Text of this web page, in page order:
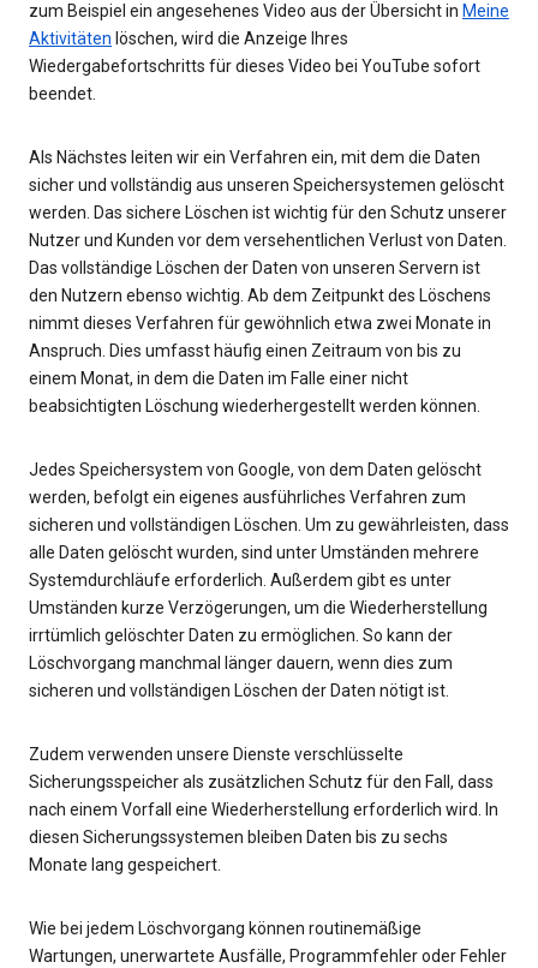
zum Beispiel ein angesehenes Video aus der Übersicht in Meine
Aktivitäten löschen, wird die Anzeige Ihres
Wiedergabefortschritts für dieses Video bei YouTube sofort
beendet.
Als Nächstes leiten wir ein Verfahren ein, mit dem die Daten
sicher und vollständig aus unseren Speichersystemen gelöscht
werden. Das sichere Löschen ist wichtig für den Schutz unserer
Nutzer und Kunden vor dem versehentlichen Verlust von Daten.
Das vollständige Löschen der Daten von unseren Servern ist
den Nutzern ebenso wichtig. Ab dem Zeitpunkt des Löschens
nimmt dieses Verfahren für gewöhnlich etwa zwei Monate in
Anspruch. Dies umfasst häufig einen Zeitraum von bis zu
einem Monat, in dem die Daten im Falle einer nicht
beabsichtigten Löschung wiederhergestellt werden können.
Jedes Speichersystem von Google, von dem Daten gelöscht
werden, befolgt ein eigenes ausführliches Verfahren zum
sicheren und vollständigen Löschen. Um zu gewährleisten, dass
alle Daten gelöscht wurden, sind unter Umständen mehrere
Systemdurchläufe erforderlich. Außerdem gibt es unter
Umständen kurze Verzögerungen, um die Wiederherstellung
irrtümlich gelöschter Daten zu ermöglichen. So kann der
Löschvorgang manchmal länger dauern, wenn dies zum
sicheren und vollständigen Löschen der Daten nötigt ist.
Zudem verwenden unsere Dienste verschlüsselte
Sicherungsspeicher als zusätzlichen Schutz für den Fall, dass
nach einem Vorfall eine Wiederherstellung erforderlich wird. In
diesen Sicherungssystemen bleiben Daten bis zu sechs
Monate lang gespeichert.
Wie bei jedem Löschvorgang können routinemäßige
Wartungen, unerwartete Ausfälle, Programmfehler oder Fehler